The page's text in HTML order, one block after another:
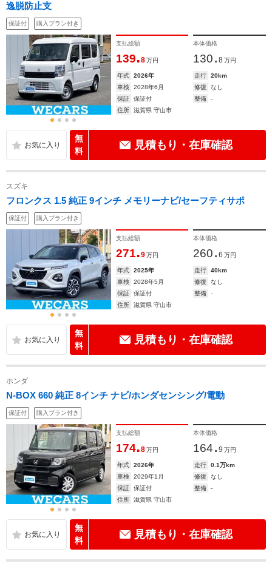
逸脱防止支
保証付 購入プラン付き
支払総額
139.8 万円
本体価格
130. 8 万円
年式 2026年 走行
20km
車検
2028年6月 修復
なし
保証
保証付 整備
-
住所
滋賀県 守山市
無
料
見積もり・在庫確認
スズキ
フロンクス 1.5 純正 9インチ メモリーナビ/セーフティサポ
保証付 購入プラン付き
支払総額
271.9 万円
本体価格
260. 6 万円
年式 2025年 走行
40km
車検
2028年5月 修復
なし
保証
保証付 整備
-
住所
滋賀県 守山市
無
料
見積もり・在庫確認
ホンダ
N-BOX 660 純正 8インチ ナビ/ホンダセンシング/電動
保証付 購入プラン付き
支払総額
174.8 万円
本体価格
164. 9 万円
年式 2026年 走行
0.1万km
車検
2029年1月 修復
なし
保証
保証付 整備
-
住所
滋賀県 守山市
無
料
見積もり・在庫確認